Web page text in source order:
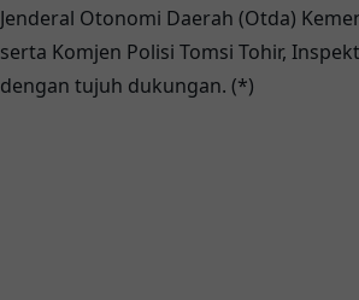
Jenderal Otonomi Daerah (Otda)
serta Komjen Polisi Tomsi Tohir,
dengan tujuh dukungan. (*)